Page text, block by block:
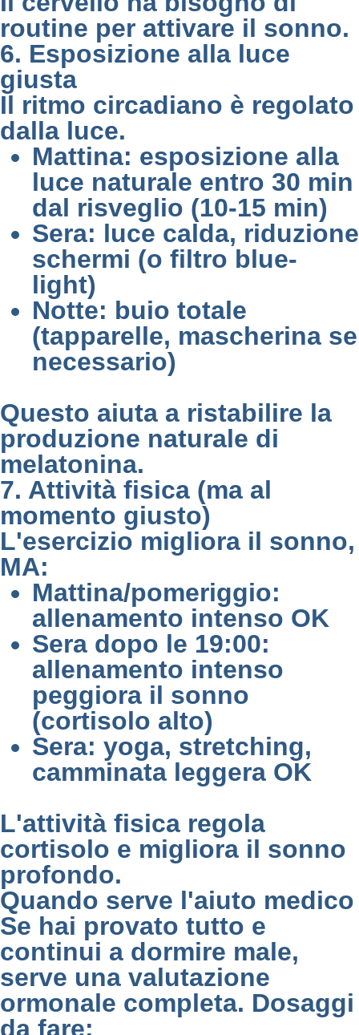
routine per attivare il sonno.
6. Esposizione alla luce
giusta
Il ritmo circadiano è regolato
dalla luce.
Mattina: esposizione alla
luce naturale entro 30 min
dal risveglio (10-15 min)
Sera: luce calda, riduzione
schermi (o filtro blue-
light)
Notte: buio totale
(tapparelle, mascherina se
necessario)
Questo aiuta a ristabilire la
produzione naturale di
melatonina.
7. Attività fisica (ma al
momento giusto)
L'esercizio migliora il sonno,
MA:
Mattina/pomeriggio:
allenamento intenso OK
Sera dopo le 19:00:
allenamento intenso
peggiora il sonno
(cortisolo alto)
Sera: yoga, stretching,
camminata leggera OK
L'attività fisica regola
cortisolo e migliora il sonno
profondo.
Quando serve l'aiuto medico
Se hai provato tutto e
continui a dormire male,
serve una valutazione
ormonale completa. Dosaggi
da fare: